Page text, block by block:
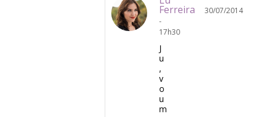
Ferreira
30/07/2014
-
17h30
J
u
,
v
o
u
m